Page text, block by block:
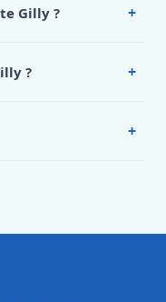
Gilly ? +
? +
+